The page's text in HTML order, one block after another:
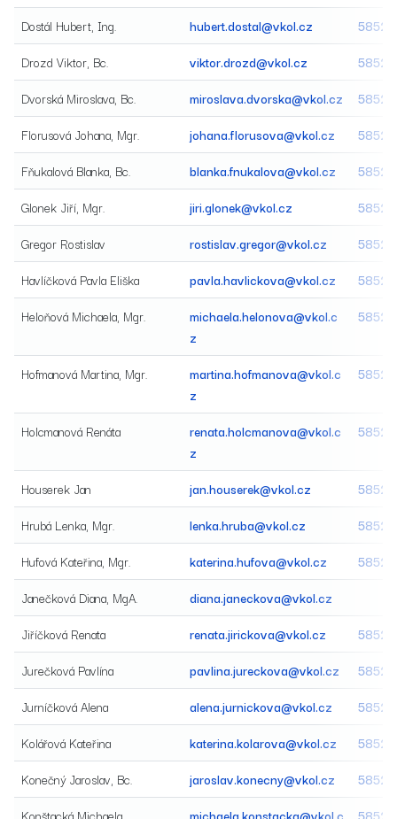
Dostál Hubert, Ing.
hubert.dostal@vkol.cz
Drozd Viktor, Bc.
viktor.drozd@vkol.cz
Dvorská Miroslava, Bc.
miroslava.dvorska@vkol.cz
Florusová Johana, Mgr.
johana.florusova@vkol.cz
Fňukalová Blanka, Bc.
blanka.fnukalova@vkol.cz
Glonek Jiří, Mgr.
jiri.glonek@vkol.cz
Gregor Rostislav
rostislav.gregor@vkol.cz
Havlíčková Pavla Eliška
pavla.havlickova@vkol.cz
Heloňová Michaela, Mgr.
michaela.helonova@vkol.c
z
Hofmanová Martina, Mgr.
martina.hofmanova@vkol.c
z
Holcmanová Renáta
renata.holcmanova@vkol.c
z
Houserek Jan jan.houserek@vkol.cz
Hrubá Lenka, Mgr.
lenka.hruba@vkol.cz
Hufová Kateřina, Mgr.
katerina.hufova@vkol.cz
Janečková Diana, MgA.
diana.janeckova@vkol.cz
Jiříčková Renata
renata.jirickova@vkol.cz
Jurečková Pavlína
pavlina.jureckova@vkol.cz
Jurníčková Alena
alena.jurnickova@vkol.cz
Kolářová Kateřina
katerina.kolarova@vkol.cz
Konečný Jaroslav, Bc.
jaroslav.konecny@vkol.cz